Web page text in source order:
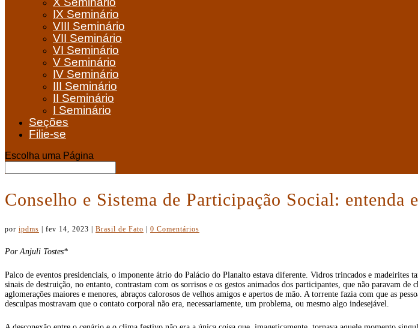
IX Seminário
VIII Seminário
VII Seminário
VI Seminário
V Seminário
IV Seminário
III Seminário
II Seminário
I Seminário
Seções
Filie-se
Escolha uma Página
Conselho e Sistema de Participação Social:
por ipdms | fev 14, 2023 | Brasil de Fato | 0 Comentários
Por Anjuli Tostes*
Palco de eventos presidenciais, o imponente átrio do Palácio do Planalto estava diferente. Vidros trincados e madeirites
sinais de destruição, no entanto, contrastam com os sorrisos e os gestos animados dos participantes, que não paravam
aglomerações maiores e menores, abraços calorosos de velhos amigos e apertos de mão. A torrente fazia com que as
desculpas mostravam que o contato corporal não era, necessariamente, um problema, ou mesmo algo indesejável.